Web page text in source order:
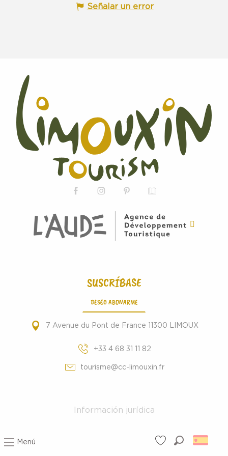
Menú
Señalar un error
SUSCRÍBASE
DESEO ABONARME
7 Avenue du Pont de France 11300 LIMOUX
+33 4 68 31 11 82
tourisme@cc-limouxin.fr
Información jurídica